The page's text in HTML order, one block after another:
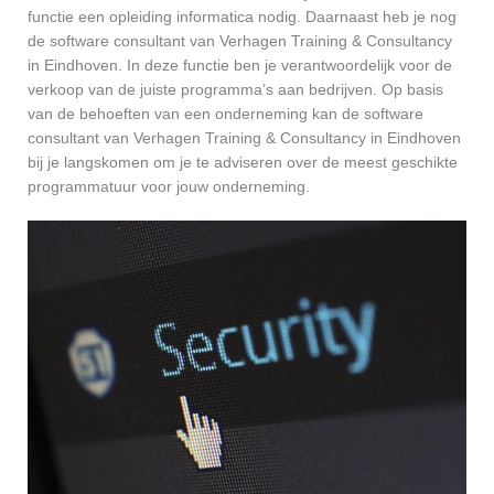
functie een opleiding informatica nodig. Daarnaast heb je nog
de software consultant van Verhagen Training & Consultancy
in Eindhoven. In deze functie ben je verantwoordelijk voor de
verkoop van de juiste programma’s aan bedrijven. Op basis
van de behoeften van een onderneming kan de software
consultant van Verhagen Training & Consultancy in Eindhoven
bij je langskomen om je te adviseren over de meest geschikte
programmatuur voor jouw onderneming.